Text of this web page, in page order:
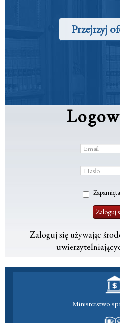
Przejrzyj
Zaloguj się używając
Ministerstwo